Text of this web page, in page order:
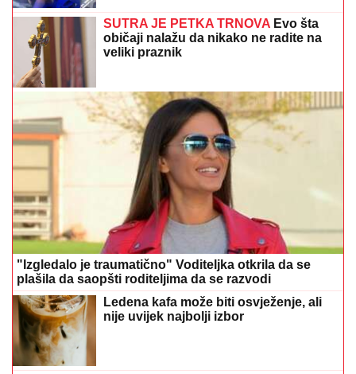
SUTRA JE PETKA TRNOVA Evo šta
običaji nalažu da nikako ne radite na
veliki praznik
"Izgledalo je traumatično" Voditeljka otkrila da se
plašila da saopšti roditeljima da se razvodi
Ledena kafa može biti osvježenje, ali
nije uvijek najbolji izbor